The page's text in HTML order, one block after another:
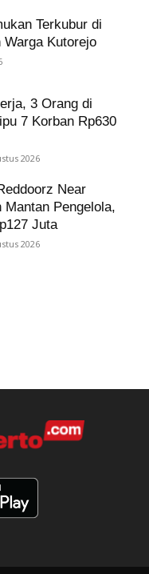
Terkubur di
Warga Kutorejo
3 Orang di
7 Korban Rp630
2026
Near
Pengelola,
Juta
2026